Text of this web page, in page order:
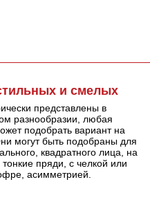
и смелых
представлены в
разнообразии, любая
подобрать вариант на
могут быть подобраны для
квадратного лица, на
тонкие пряди, с челкой или
асимметрией.